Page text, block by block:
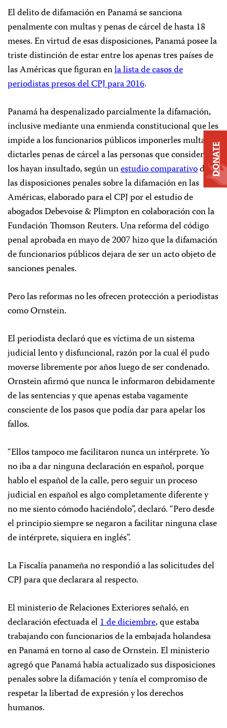
El delito de difamación en Panamá se sanciona
penalmente con multas y penas de cárcel de hasta 18
meses. En virtud de esas disposiciones, Panamá posee la
triste distinción de estar entre los apenas tres países de
las Américas que figuran enla lista de casos de
periodistas presos del CPJ para 2016.
Panamá ha despenalizado parcialmente la difamación,
inclusive mediante una enmienda constitucional que les
impide a los funcionarios públicos imponerles multas o
dictarles penas de cárcel a las personas que consideran
los hayan insultado, según unestudio comparativode
las disposiciones penales sobre la difamación en las
Américas, elaborado para el CPJ por el estudio de
abogados Debevoise & Plimpton en colaboración con la
Fundación Thomson Reuters. Una reforma del código
penal aprobada en mayo de 2007 hizo que la difamación
de funcionarios públicos dejara de ser un acto objeto de
sanciones penales.
Pero las reformas no les ofrecen protección a periodistas
como Ornstein.
El periodista declaró que es víctima de un sistema
judicial lento y disfuncional, razón por la cual él pudo
moverse libremente por años luego de ser condenado.
Ornstein afirmó que nunca le informaron debidamente
de las sentencias y que apenas estaba vagamente
consciente de los pasos que podía dar para apelar los
fallos.
“Ellos tampoco me facilitaron nunca un intérprete. Yo
no iba a dar ninguna declaración en español, porque
hablo el español de la calle, pero seguir un proceso
judicial en español es algo completamente diferente y
no me siento cómodo haciéndolo”, declaró. “Pero desde
el principio siempre se negaron a facilitar ninguna clase
de intérprete, siquiera en inglés”.
La Fiscalía panameña no respondió a las solicitudes del
CPJ para que declarara al respecto.
El ministerio de Relaciones Exteriores señaló, en
declaración efectuada el1 de diciembre, que estaba
trabajando con funcionarios de la embajada holandesa
en Panamá en torno al caso de Ornstein. El ministerio
agregó que Panamá había actualizado sus disposiciones
penales sobre la difamación y tenía el compromiso de
respetar la libertad de expresión y los derechos
humanos.
DONATE